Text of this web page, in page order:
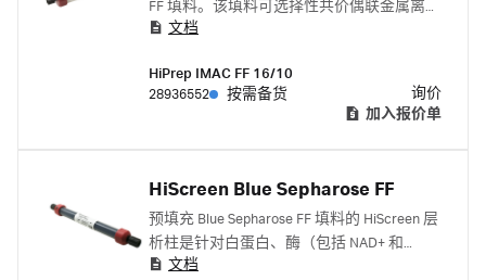
FF 填料。该填料可选择性共价偶联金属离
子，以形成螯和金属离子亲和层析 (IMAC) 来
文档
HiPrep IMAC FF 16/10
28936552
按需备货
询价
加入报价单
HiScreen Blue Sepharose FF
预填充 Blue Sepharose FF 填料的 HiScreen 层
析柱是针对白蛋白、酶（包括 NAD+ 和
NADP+）、凝血因子、干扰素及相关蛋白纯
文档